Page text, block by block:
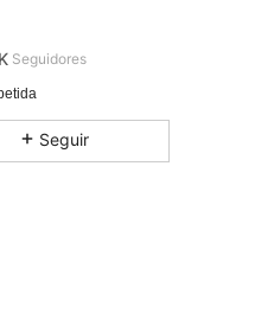
Seguidores
Seguir